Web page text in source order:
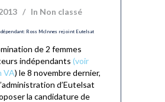
In Non classé
Ross McInnes rejoint Eutelsat
de 2 femmes
indépendants (voir
VA) le 8 novembre dernier,
d’Eutelsat
la candidature de